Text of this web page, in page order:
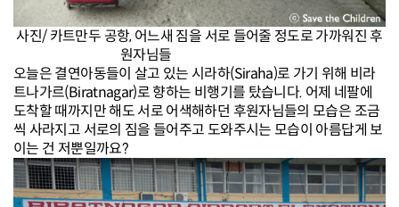
사진/ 카트만두 공항, 어느새 짐을 서로 들어줄 정도로 가까워진 후
원자님들
오늘은 결연아동들이 살고 있는 시라하(Siraha)로 가기 위해 비라
트나가르(Biratnagar)로 향하는 비행기를 탔습니다. 어제 네팔에
도착할 때까지만 해도 서로 어색해하던 후원자님들의 모습은 조금
씩 사라지고 서로의 짐을 들어주고 도와주시는 모습이 아름답게 보
이는 건 저뿐일까요?